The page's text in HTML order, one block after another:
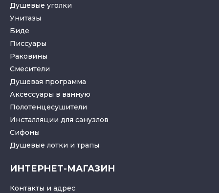
Душевые уголки
Унитазы
Биде
Писсуары
Раковины
Смесители
Душевая программа
Аксессуары в ванную
Полотенцесушители
Инсталляции для санузлов
Cифоны
Душевые лотки и трапы
ИНТЕРНЕТ-МАГАЗИН
Контакты и адрес